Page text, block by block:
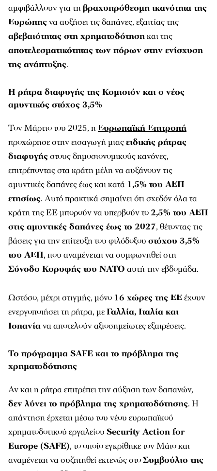
αμφιβάλλουν για τηβραχυπρόθεσμη ικανότητα της
Ευρώπηςνα αυξήσει τις δαπάνες, εξαιτίας της
αβεβαιότητας στη χρηματοδότησηκαι της
αποτελεσματικότητας των πόρων στην ενίσχυση
της ανάπτυξης.
Η ρήτρα διαφυγής της Κομισιόν και ο νέος
αμυντικός στόχος 3,5%
Τον Μάρτιο του 2025, ηΕυρωπαϊκή Επιτροπή
προχώρησε στην εισαγωγή μιαςειδικής ρήτρας
διαφυγήςστους δημοσιονομικούς κανόνες,
επιτρέποντας στα κράτη μέλη να αυξάνουν τις
αμυντικές δαπάνες έως και κατά 1,5% του ΑΕΠ
ετησίως. Αυτό πρακτικά σημαίνει ότι σχεδόν όλα τα
κράτη της ΕΕ μπορούν να υπερβούν το2,5% του ΑΕΠ
στις αμυντικές δαπάνες έως το 2027, θέτοντας τις
βάσεις για την επίτευξη του φιλόδοξου στόχου 3,5%
του ΑΕΠ, που αναμένεται να συμφωνηθεί στη
Σύνοδο Κορυφής του ΝΑΤΟ αυτή την εβδομάδα.
Ωστόσο, μέχρι στιγμής, μόνο 16 χώρες της ΕΕέχουν
ενεργοποιήσει τη ρήτρα, μεΓαλλία, Ιταλία και
Ισπανίανα αποτελούν αξιοσημείωτες εξαιρέσεις.
Το πρόγραμμα SAFE και το πρόβλημα της
χρηματοδότησης
Αν και η ρήτρα επιτρέπει την αύξηση των δαπανών,
δεν λύνει το πρόβλημα της χρηματοδότησης. Η
απάντηση έρχεται μέσω του νέου ευρωπαϊκού
χρηματοδοτικού εργαλείου Security Action for
Europe (SAFE), το οποίο εγκρίθηκε τον Μάιο και
αναμένεται να συζητηθεί εκτενώς στοΣυμβούλιο της